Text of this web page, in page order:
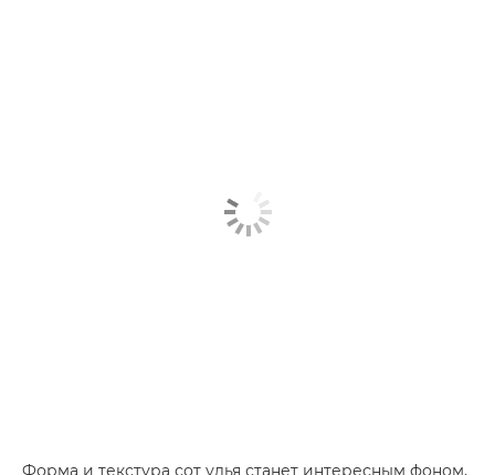
Форма и текстура сот улья станет интересным фоном,